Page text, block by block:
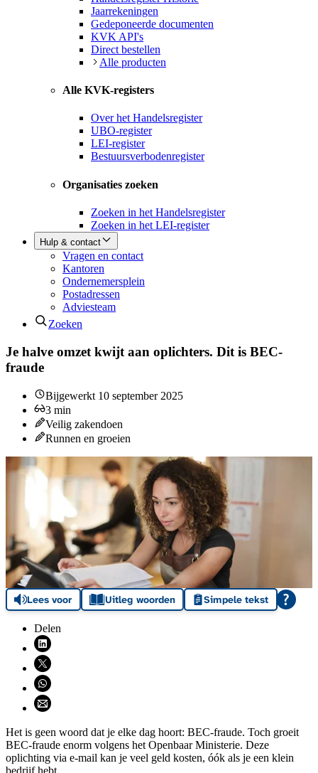
Jaarrekeningen
Gedeponeerde documenten
KVK API's
Direct bestellen
Alle producten
Alle KVK-registers
Over het Handelsregister
UBO-register
LEI-register
Bestuursverbodenregister
Organisaties zoeken
Zoeken in het Handelsregister
Zoeken in het LEI-register
Hulp & contact
Vragen en contact
Kantoren
Ondernemersplein
Postadressen
Adviesteam
Zoeken
Je halve omzet kwijt aan oplichters. Dit is BEC-
fraude
Bijgewerkt 10 september 2025
3 min
Veilig zakendoen
Runnen en groeien
Lees voor Uitleg woorden Simpele tekst
Delen
Deel via LinkedIn (opent nieuw venster)
Deel via X (opent nieuw venster)
Deel via WhatsApp (opent WhatsApp)
Deel via email (opent email programma)
Het is geen woord dat je elke dag hoort: BEC-fraude. Toch groeit
BEC-fraude enorm volgens het Openbaar Ministerie. Deze
oplichting via e-mail kan je veel geld kosten, óók als je een klein
bedrijf hebt.